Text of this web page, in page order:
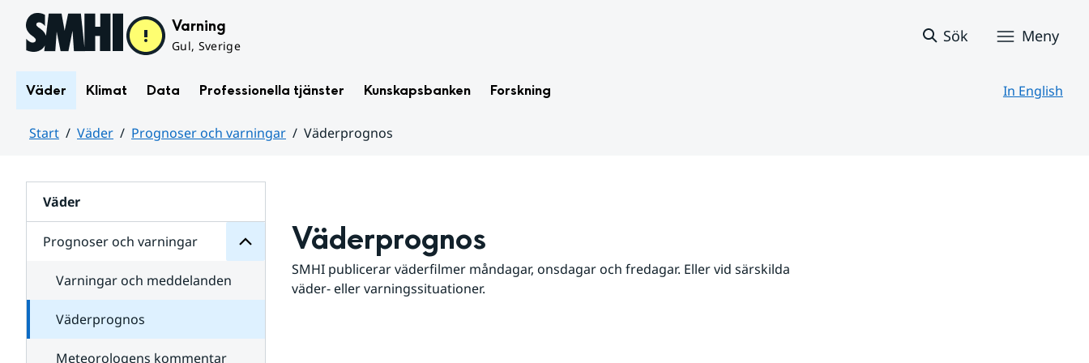
Hoppa till sidans innehåll Varning
Gul, Sverige
Sök Meny
Väder Klimat Data Professionella tjänster Kunskapsbanken Forskning In English
Start Väder Prognoser och varningar
Väderprognos
Väder
Prognoser och varningar
för
varningar
Varningar och meddelanden
Väderprognos
Meteorologens kommentar
Väderprognos
SMHI publicerar väderfilmer måndagar, onsdagar och fredagar. Eller vid särskilda
väder- eller varningssituationer.